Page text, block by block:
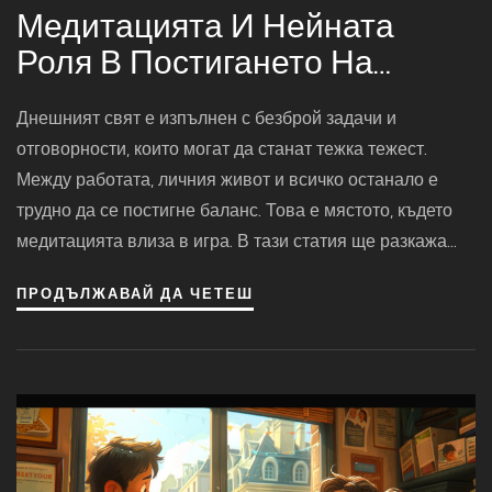
Медитацията И Нейната
Роля В Постигането На
Баланс Между Работа И
Личен Живот
Днешният свят е изпълнен с безброй задачи и
отговорности, които могат да станат тежка тежест.
Между работата, личния живот и всичко останало е
трудно да се постигне баланс. Това е мястото, където
медитацията влиза в игра. В тази статия ще разкажа
предизвикателства и да постигнем вътрешен мир и
ПРОДЪЛЖАВАЙ ДА ЧЕТЕШ